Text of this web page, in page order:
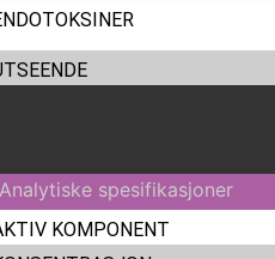
KOMPONENT